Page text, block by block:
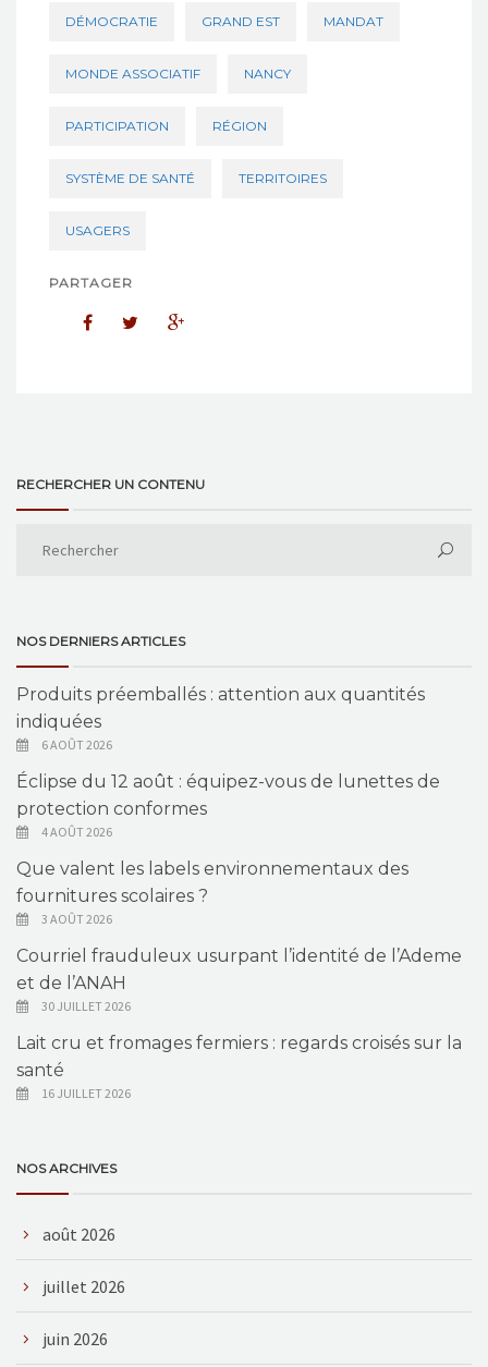
DÉMOCRATIE GRAND EST MANDAT
MONDE ASSOCIATIF NANCY
PARTICIPATION RÉGION
SYSTÈME DE SANTÉ TERRITOIRES
USAGERS
PARTAGER
RECHERCHER UN CONTENU
NOS DERNIERS ARTICLES
Produits préemballés : attention aux quantités
indiquées
6 AOÛT 2026
Éclipse du 12 août : équipez-vous de lunettes de
protection conformes
4 AOÛT 2026
Que valent les labels environnementaux des
fournitures scolaires ?
3 AOÛT 2026
Courriel frauduleux usurpant l’identité de l’Ademe
et de l’ANAH
30 JUILLET 2026
Lait cru et fromages fermiers : regards croisés sur la
santé
16 JUILLET 2026
NOS ARCHIVES
août 2026
juillet 2026
juin 2026